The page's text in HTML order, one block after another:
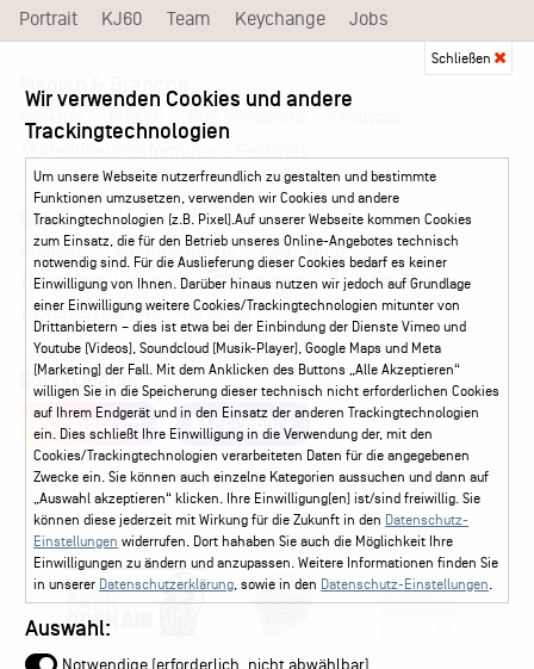
Portrait KJ60 Team Keychange Jobs
Service
Kontakt Leichte Sprache
FAQ / Hilfe
Ticketshop Hamburg
Gutscheine
Callback-Service
Ticketservice 040 - 413 22 60
Social Media
Instagram Facebook
Schließen
Wir verwenden Cookies und andere
Trackingtechnologien
Um unsere Webseite nutzerfreundlich zu gestalten und bestimmte
Funktionen umzusetzen, verwenden wir Cookies und andere
Trackingtechnologien (z.B. Pixel).Auf unserer Webseite kommen Cookies
zum Einsatz, die für den Betrieb unseres Online-Angebotes technisch
notwendig sind. Für die Auslieferung dieser Cookies bedarf es keiner
Einwilligung von Ihnen. Darüber hinaus nutzen wir jedoch auf Grundlage
einer Einwilligung weitere Cookies/Trackingtechnologien mitunter von
Drittanbietern – dies ist etwa bei der Einbindung der Dienste Vimeo und
Youtube (Videos), Soundcloud (Musik-Player), Google Maps und Meta
(Marketing) der Fall. Mit dem Anklicken des Buttons „Alle Akzeptieren“
willigen Sie in die Speicherung dieser technisch nicht erforderlichen Cookies
auf Ihrem Endgerät und in den Einsatz der anderen Trackingtechnologien
ein. Dies schließt Ihre Einwilligung in die Verwendung der, mit den
Cookies/Trackingtechnologien verarbeiteten Daten für die angegebenen
Zwecke ein. Sie können auch einzelne Kategorien aussuchen und dann auf
„Auswahl akzeptieren“ klicken. Ihre Einwilligung(en) ist/sind freiwillig. Sie
können diese jederzeit mit Wirkung für die Zukunft in den Datenschutz-
Einstellungen widerrufen. Dort hahaben Sie auch die Möglichkeit Ihre
Einwilligungen zu ändern und anzupassen. Weitere Informationen finden Sie
in unserer Datenschutzerklärung, sowie in den Datenschutz-Einstellungen.
Auswahl: